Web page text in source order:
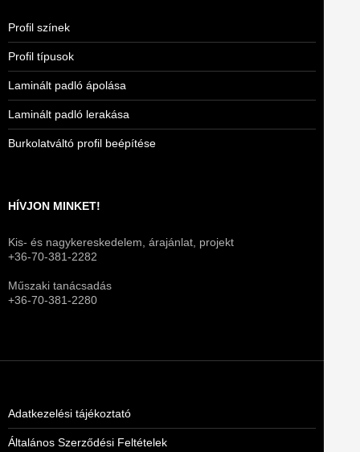
Profil színek
Profil típusok
Laminált padló ápolása
Laminált padló lerakása
Burkolatváltó profil beépítése
HÍVJON MINKET!
Kis- és nagykereskedelem, árajánlat, projekt
+36-70-381-2282
Műszaki tanácsadás
+36-70-381-2280
Adatkezelési tájékoztató
Általános Szerződési Feltételek